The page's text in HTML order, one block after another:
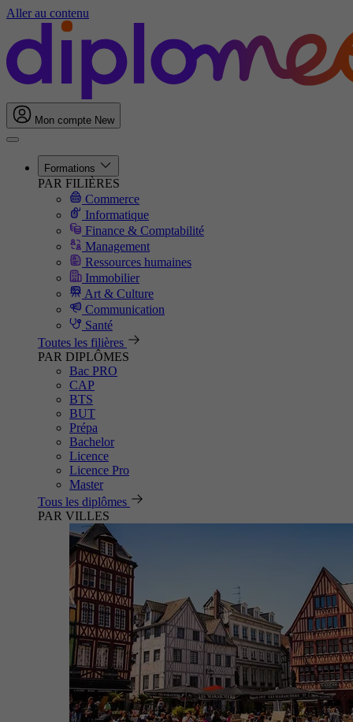
Aller au contenu
Mon compte New
Formations
PAR FILIÈRES
Commerce
Informatique
Finance & Comptabilité
Management
Ressources humaines
Immobilier
Art & Culture
Communication
Santé
Toutes les filières
PAR DIPLÔMES
Bac PRO
CAP
BTS
BUT
Prépa
Bachelor
Licence
Licence Pro
Master
Tous les diplômes
PAR VILLES